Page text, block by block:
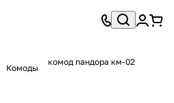
Комоды
комод пандора км-02